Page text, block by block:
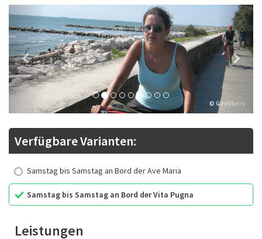
© Girolibero
Previous Next
Verfügbare Varianten:
Samstag bis Samstag an Bord der Ave Maria
Samstag bis Samstag an Bord der Vita Pugna
Leistungen